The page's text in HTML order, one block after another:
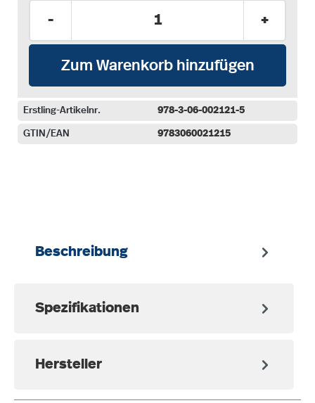
- +
Zum Warenkorb hinzufügen
Erstling-Artikelnr. 978-3-06-002121-5
GTIN/EAN 9783060021215
Beschreibung
Spezifikationen
Hersteller